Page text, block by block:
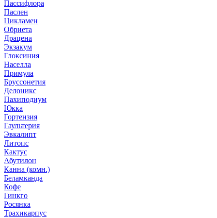
Пассифлора
Паслен
Цикламен
Обриета
Драцена
Экзакум
Глоксиния
Населла
Примула
Бруссонетия
Делоникс
Пахиподиум
Юкка
Гортензия
Гаультерия
Эвкалипт
Литопс
Кактус
Абутилон
Канна (комн.)
Беламканда
Кофе
Гинкго
Росянка
Трахикарпус